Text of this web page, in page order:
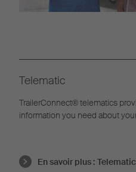
Telematic
TrailerConnect® telematics
information you need about
En savoir plus : Telematic